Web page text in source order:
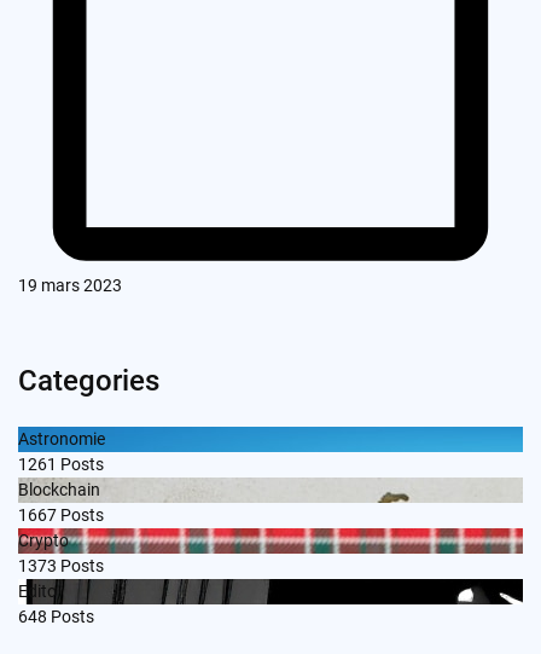
19 mars 2023
Categories
Astronomie
1261 Posts
Blockchain
1667 Posts
Crypto
1373 Posts
Edito
648 Posts